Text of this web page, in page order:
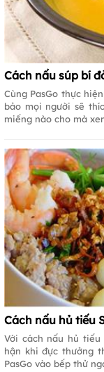
Cách nấu súp bí
Cùng PasGo thực
bảo mọi người sẽ
miếng nào cho mà
Cách nấu hủ tiếu
Với cách nấu hủ
hận khi đực thưởng
PasGo vào bếp thử